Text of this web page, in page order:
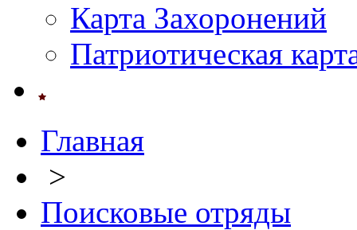
Карта Захоронений
Патриотическая
Главная
>
Поисковые отряды